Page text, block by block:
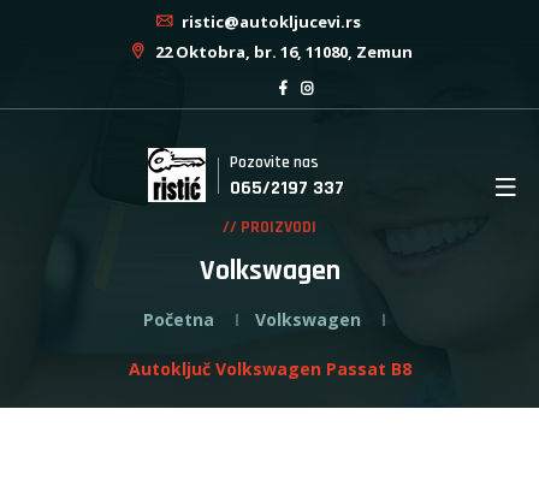
ristic@autokljucevi.rs
22 Oktobra, br. 16, 11080, Zemun
Pozovite nas
065/2197 337
// PROIZVODI
Volkswagen
Početna Volkswagen
Autoključ Volkswagen Passat B8